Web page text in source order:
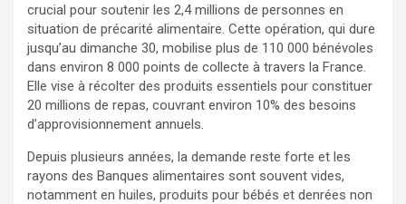
crucial pour soutenir les 2,4 millions de personnes en
situation de précarité alimentaire. Cette opération, qui dure
jusqu’au dimanche 30, mobilise plus de 110 000 bénévoles
dans environ 8 000 points de collecte à travers la France.
Elle vise à récolter des produits essentiels pour constituer
20 millions de repas, couvrant environ 10% des besoins
d’approvisionnement annuels.
Depuis plusieurs années, la demande reste forte et les
rayons des Banques alimentaires sont souvent vides,
notamment en huiles, produits pour bébés et denrées non